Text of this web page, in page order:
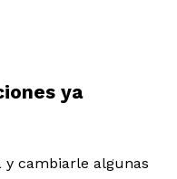
ya
y cambiarle algunas